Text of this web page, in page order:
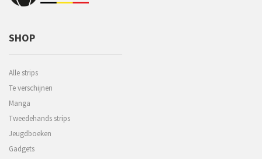
SHOP
Alle strips
Te verschijnen
Manga
Tweedehands strips
Jeugdboeken
Gadgets